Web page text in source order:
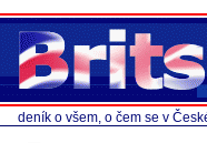
deník o všem, o čem se v